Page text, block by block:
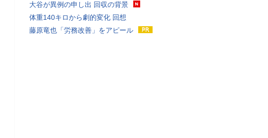
大谷が異例の申し出 回収の背景
体重140キロから劇的変化 回想
藤原竜也「労務改善」をアピール